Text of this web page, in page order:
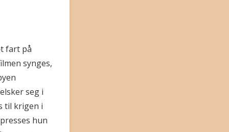
fart på
synges,
seg i
til krigen i
hun